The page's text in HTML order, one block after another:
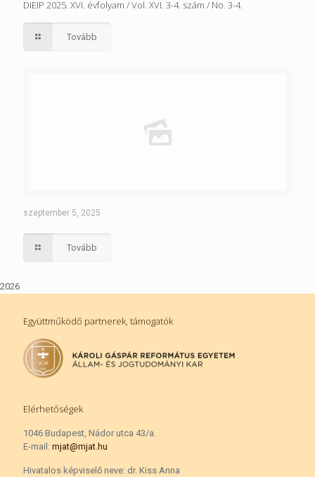
DIEIP 2025. XVI. évfolyam / Vol. XVI. 3-4. szám / No. 3-4.
Tovább
szeptember 5, 2025
Tovább
Együttműködő partnerek, támogatók
Elérhetőségek
1046 Budapest, Nádor utca 43/a.
E-mail: mjat@mjat.hu
Hivatalos képviselő neve: dr. Kiss Anna
2026